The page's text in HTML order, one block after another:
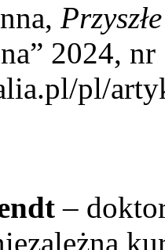
2024,
pl/
–